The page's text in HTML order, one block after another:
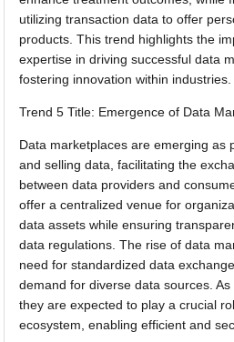
utilizing transaction data to offer
products. This trend highlights the
expertise in driving successful data
fostering innovation within industries.
Trend 5 Title: Emergence of Data
Data marketplaces are emerging as
and selling data, facilitating the
between data providers and
offer a centralized venue for
data assets while ensuring
data regulations. The rise of data
need for standardized data
demand for diverse data sources.
they are expected to play a crucial
ecosystem, enabling efficient and